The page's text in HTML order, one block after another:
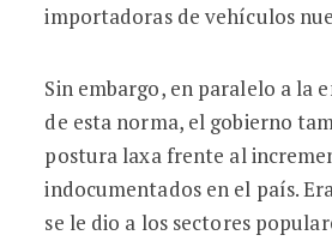
importadoras de vehículos
Sin embargo, en paralelo a la
de esta norma, el gobierno
postura laxa frente al
indocumentados en el país.
se le dio a los sectores